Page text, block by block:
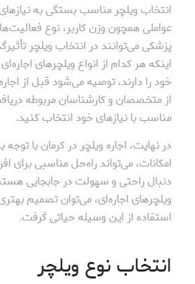
انتخاب ویلچر مناسب بستگی به
عواملی همچون وزن کاربر، نوع
پزشکی می‌توانند در انتخاب ویلچر
اینکه هر کدام از انواع ویلچرهای
خود را دارند، توصیه می‌شود قبل از
از متخصصان و کارشناسان مربوطه
مناسب با نیازهای خود انتخاب کنید.
در نهایت، اجاره ویلچر در کرمان با
امکانات، می‌تواند راه‌حل مناسبی برای
دنبال راحتی و سهولت در جابجایی
ویلچرهای اجاره‌ای، می‌توان تصمیم
استفاده از این وسیله حیاتی گرفت.
انتخاب نوع ویلچر